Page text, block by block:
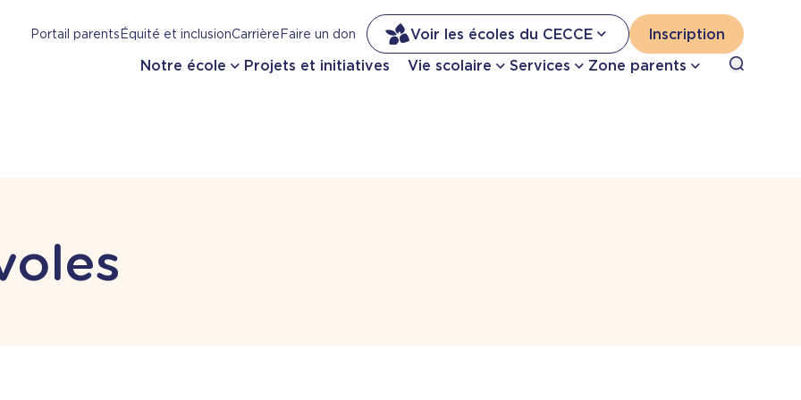
Portail parentsÉquité et inclusionCarrièreFaire un don Voir les écoles du CECCE Inscription
Notre école Projets et initiatives Vie scolaire Services Zone parents Open